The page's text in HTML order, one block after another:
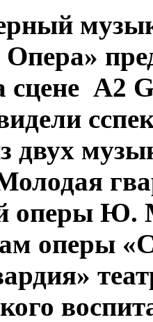
сцене A2
двух
оперы Ю.
оперы